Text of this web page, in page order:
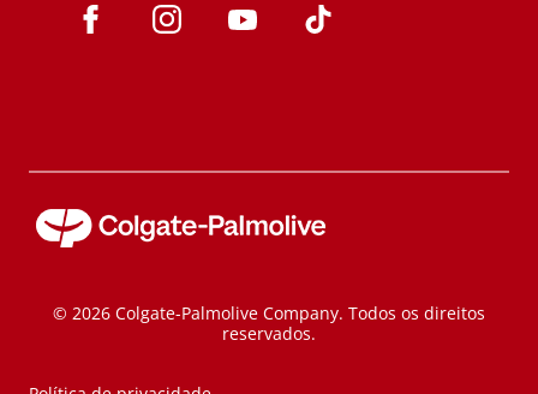
© 2026 Colgate-Palmolive Company. Todos os direitos
reservados.